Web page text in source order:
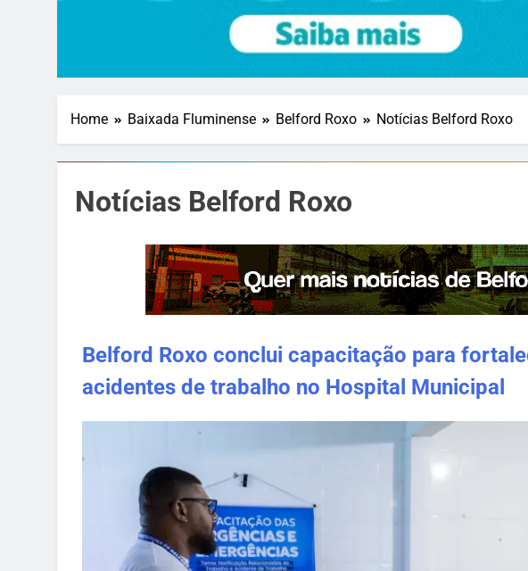
Home Baixada Fluminense Belford Roxo Notícias Belford Roxo
Notícias Belford Roxo
Belford Roxo conclui capacitação para
acidentes de trabalho no Hospital Municipal